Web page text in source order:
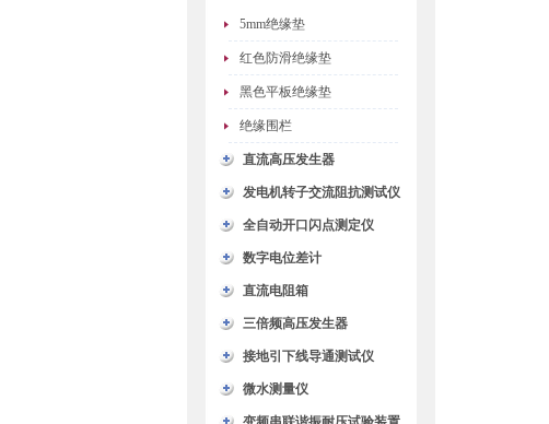
5mm绝缘垫
红色防滑绝缘垫
黑色平板绝缘垫
绝缘围栏
直流高压发生器
发电机转子交流阻抗测试仪
全自动开口闪点测定仪
数字电位差计
直流电阻箱
三倍频高压发生器
接地引下线导通测试仪
微水测量仪